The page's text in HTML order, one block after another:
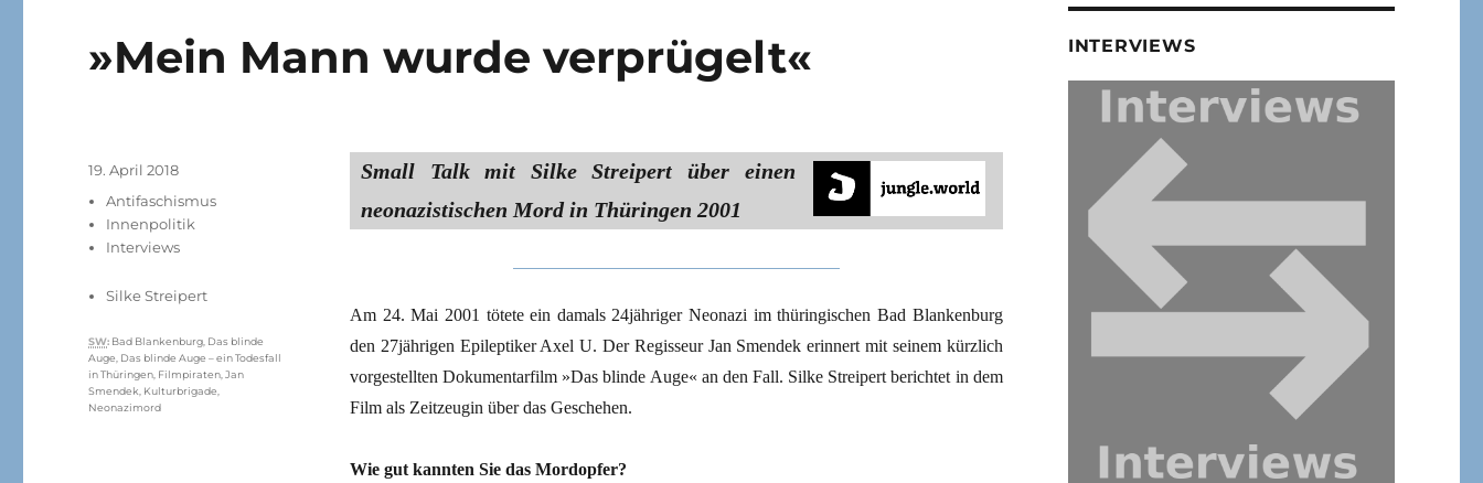
»Mein Mann wurde verprügelt«
Small Talk mit Silke Streipert über einen
neonazistischen Mord in Thüringen 2001
Am 24. Mai 2001 tötete ein damals 24jähriger Neonazi im thüringischen Bad Blankenburg
den 27jährigen Epileptiker Axel U. Der Regisseur Jan Smendek erinnert mit seinem kürzlich
vorgestellten Dokumentarfilm »Das blinde Auge« an den Fall. Silke Streipert berichtet in dem
Film als Zeitzeugin über das Geschehen.
Wie gut kannten Sie das Mordopfer?
Veröffentlicht
19. April 2018
Kategorien
Antifaschismus
Innenpolitik
Interviews
Silke Streipert
Schlagwörter
SW: Bad Blankenburg Das blinde
Auge Das blinde Auge – ein Todesfall
in Thüringen Filmpiraten ,Jan
Smendek Kulturbrigade
Neonazimord
INTERVIEWS